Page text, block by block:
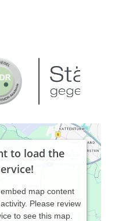
to load the
map content
Please review
to see this map.